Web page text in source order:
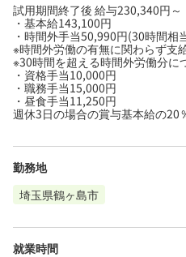
試用期間終了後 給与230,340円～
・基本給143,100円
・時間外手当50,990円(30時間相
※時間外労働の有無に関わらず支
※30時間を超える時間外労働分に
・資格手当10,000円
・職務手当15,000円
・昼食手当11,250円
週休3日の場合の賞与基本給の20
勤務地
埼玉県鶴ヶ島市
就業時間